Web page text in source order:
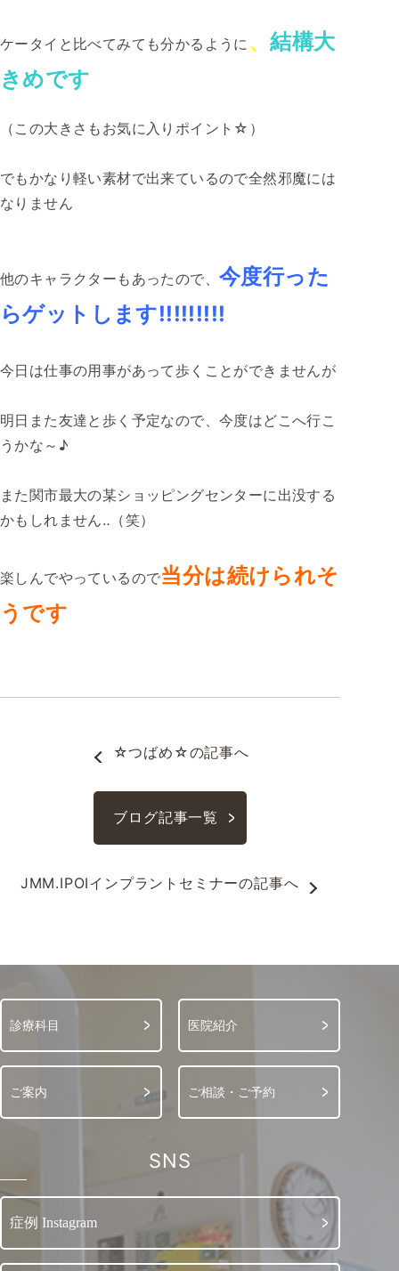
ケータイと比べてみても分かるように 、結構大
きめです
（この大きさもお気に入りポイント☆）
でもかなり軽い素材で出来ているので全然邪魔には
なりません
他のキャラクターもあったので、 今度行った
らゲットします!!!!!!!!!
今日は仕事の用事があって歩くことができませんが
明日また友達と歩く予定なので、今度はどこへ行こ
うかな～♪
また関市最大の某ショッピングセンターに出没する
かもしれません‥（笑）
楽しんでやっているので当分は続けられそ
うです
☆つばめ☆の記事へ
ブログ記事一覧
JMM.IPOIインプラントセミナーの記事へ
診療科目 医院紹介
ご案内 ご相談・ご予約
SNS
症例 Instagram